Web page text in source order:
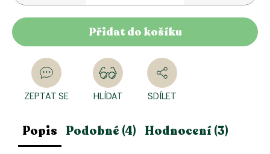
Přidat do košíku
ZEPTAT SE HLÍDAT SDÍLET
Popis Podobné (4) Hodnocení (3)